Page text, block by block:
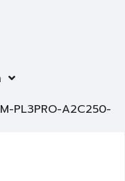
PL3PRO-A2C250-